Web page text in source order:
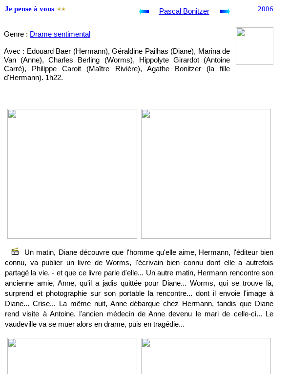
Un matin, Diane découvre que l'homme qu'elle aime, Hermann, l'éditeur bien
connu, va publier un livre de Worms, l'écrivain bien connu dont elle a autrefois
partagé la vie, - et que ce livre parle d'elle... Un autre matin, Hermann rencontre son
ancienne amie, Anne, qu'il a jadis quittée pour Diane... Worms, qui se trouve là,
surprend et photographie sur son portable la rencontre... dont il envoie l'image à
Diane... Crise... La même nuit, Anne débarque chez Hermann, tandis que Diane
rend visite à Antoine, l'ancien médecin de Anne devenu le mari de celle-ci... Le
vaudeville va se muer alors en drame, puis en tragédie...
Je pense à vous 2006
Genre : Drame sentimental
Avec : Edouard Baer (Hermann), Géraldine Pailhas (Diane), Marina de
Van (Anne), Charles Berling (Worms), Hippolyte Girardot (Antoine
Carré), Philippe Caroit (Maître Rivière), Agathe Bonitzer (la fille
d'Hermann). 1h22.
Pascal Bonitzer